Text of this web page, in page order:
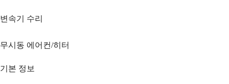
변속기 수리
무시동 에어컨/히터
기본 정보